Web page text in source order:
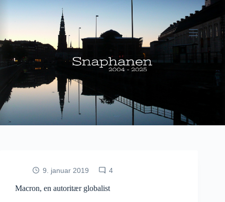
9. januar 2019 4
Macron, en autoritær globalist